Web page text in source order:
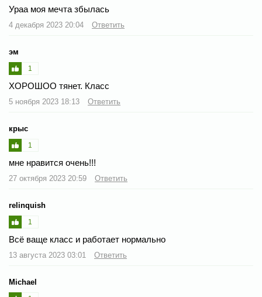
Ураа моя мечта збылась
4 декабря 2023 20:04 Ответить
эм
1
ХОРОШОО тянет. Класс
5 ноября 2023 18:13 Ответить
крыс
1
мне нравится очень!!!
27 октября 2023 20:59 Ответить
relinquish
1
Всё ваще класс и работает нормально
13 августа 2023 03:01 Ответить
Michael